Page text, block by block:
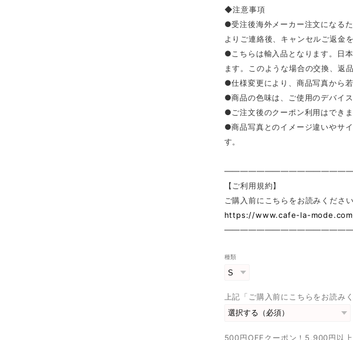
◆注意事項
●受注後海外メーカー注文になる
よりご連絡後、キャンセルご返金を
●こちらは輸入品となります。日
ます。このような場合の交換、返
●仕様変更により、商品写真から
●商品の色味は、ご使用のデバイ
●ご注文後のクーポン利用はでき
●商品写真とのイメージ違いやサ
す。
【ご利用規約】
ご購入前にこちらをお読みください
https://www.cafe-la-
種類
上記「ご購入前にこちらをお読み
500円OFFクーポン！5,900円以